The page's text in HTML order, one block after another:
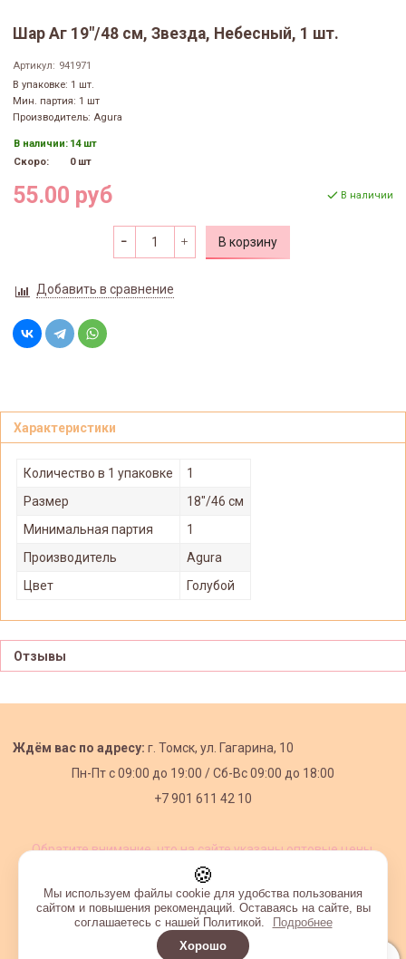
Шар Аг 19"/48 см, Звезда, Небесный, 1 шт.
Артикул: 941971
В упаковке: 1 шт.
Мин. партия: 1 шт
Производитель: Agura
В наличии: 14 шт
Скоро:
0 шт
55.00 руб В наличии
В корзину
Добавить в сравнение
Характеристики
Количество в 1 упаковке
1
Размер
18"/46 см
Минимальная партия
1
Производитель
Agura
Цвет
Голубой
Отзывы
Ждём вас по адресу: г. Томск, ул. Гагарина, 10
Пн-Пт с09:00 до 19:00 /Сб-Вс 09:00 до 18:00
+7 901 611 42 10
Обратите внимание, что на сайте указаны оптовые цены,
🍪
Мы используем файлы cookie для удобства пользования
сайтом и повышения рекомендаций. Оставаясь на сайте, вы
соглашаетесь с нашей Политикой.
Подробнее
Хорошо